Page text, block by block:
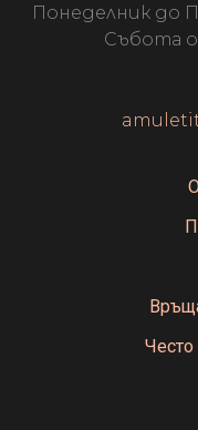
Понеделник до
Събота